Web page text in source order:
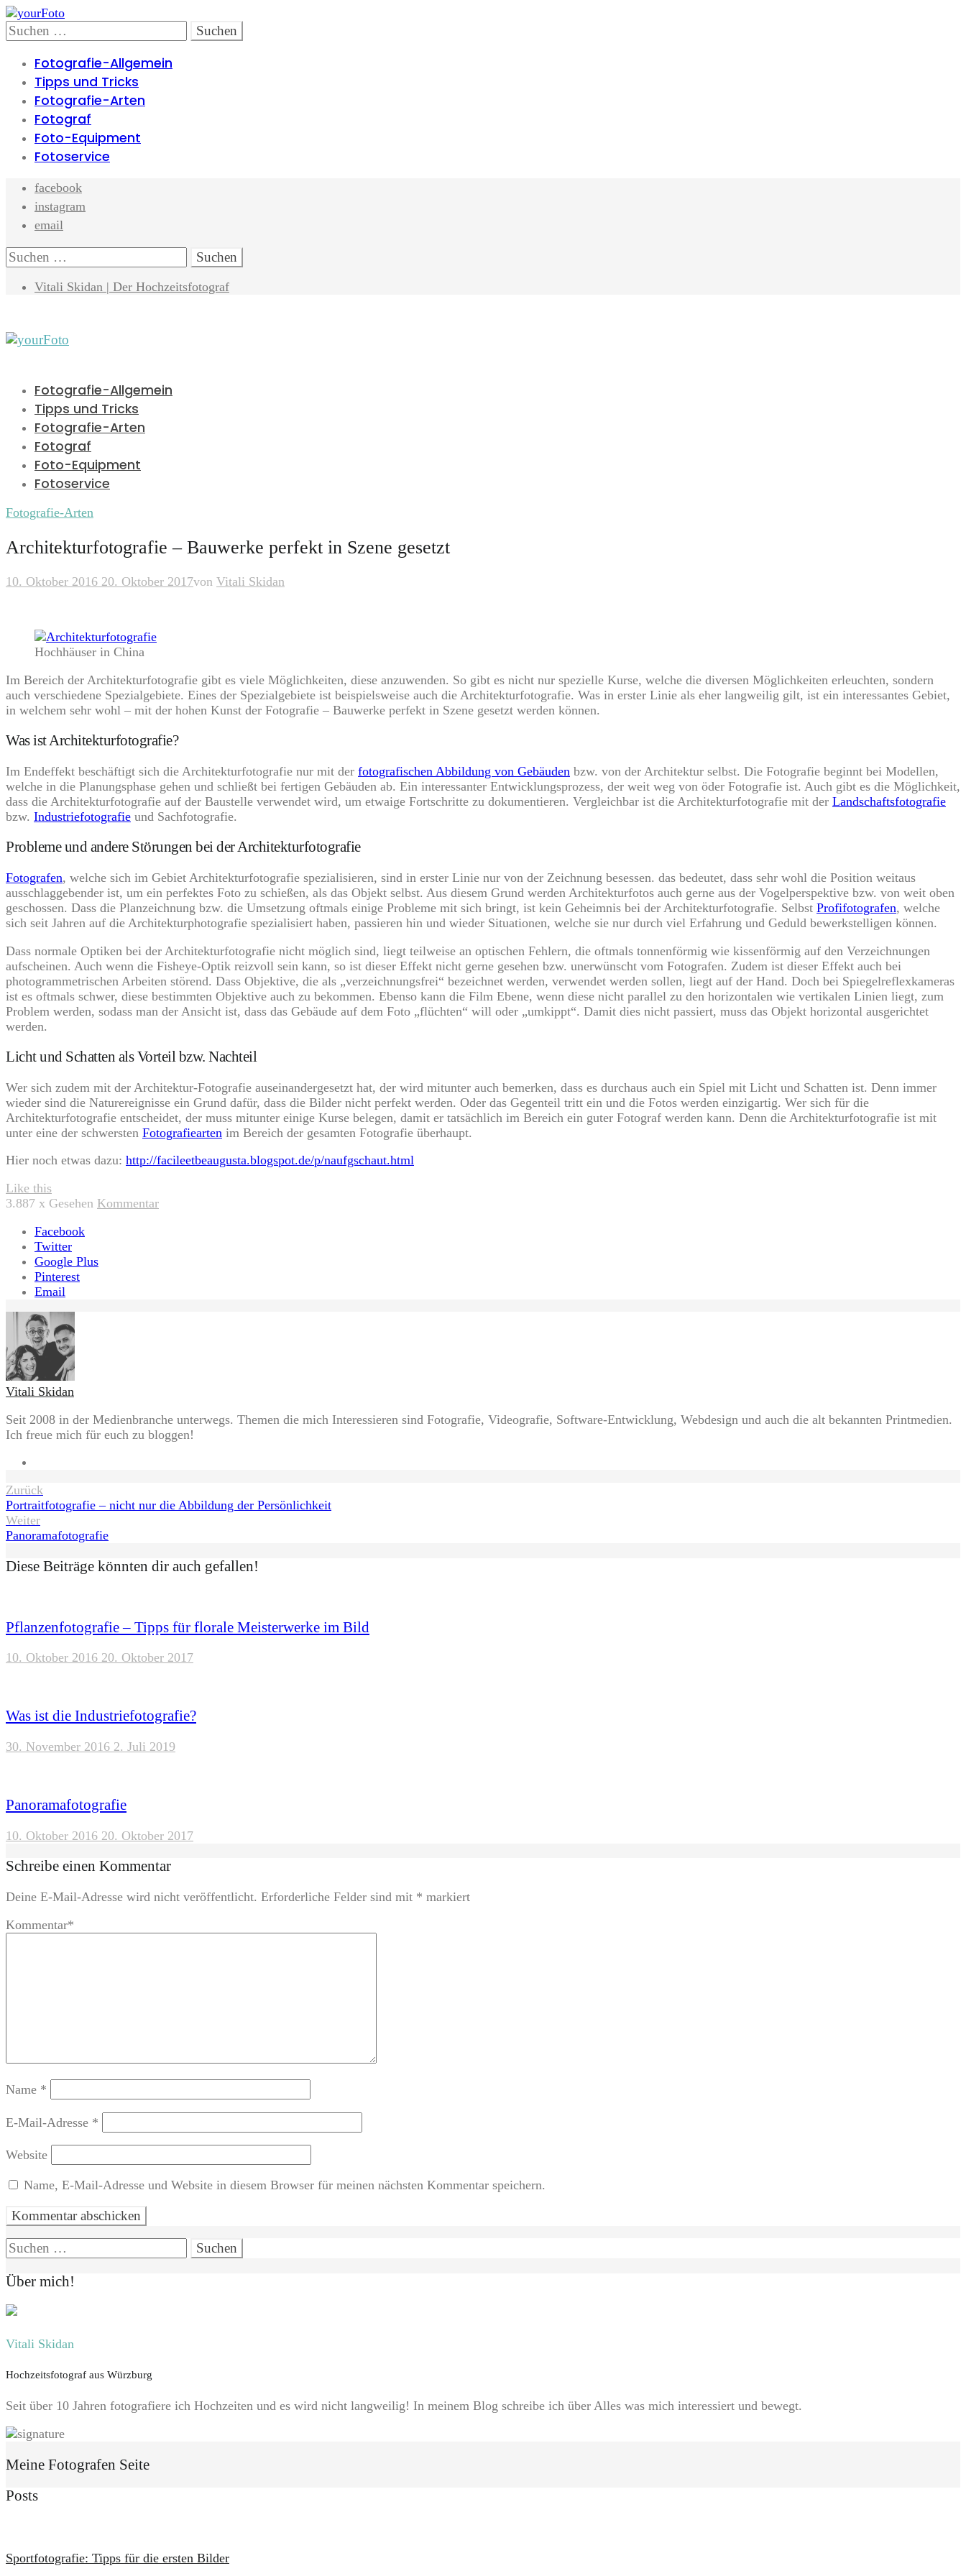
Skip
to
navigation
Skip
to
content
Search
Suchen
nach:
Fotografie-Allgemein
Tipps und Tricks
Fotografie-Arten
Fotograf
Foto-Equipment
Fotoservice
facebook
instagram
email
Search
Suchen
nach:
Vitali Skidan | Der Hochzeitsfotograf
Fotografie-Allgemein
Tipps und Tricks
Fotografie-Arten
Fotograf
Foto-Equipment
Fotoservice
Fotografie-Arten
Architekturfotografie – Bauwerke perfekt in Szene gesetzt
10. Oktober 2016 20. Oktober 2017von Vitali Skidan
Hochhäuser in China
Im Bereich der Architekturfotografie gibt es viele Möglichkeiten, diese anzuwenden. So gibt es nicht nur spezielle Kurse, welche die diversen Möglichkeiten erleuchten, sondern
auch verschiedene Spezialgebiete. Eines der Spezialgebiete ist beispielsweise auch die Architekturfotografie. Was in erster Linie als eher langweilig gilt, ist ein interessantes Gebiet,
in welchem sehr wohl – mit der hohen Kunst der Fotografie – Bauwerke perfekt in Szene gesetzt werden können.
Was ist Architekturfotografie?
Im Endeffekt beschäftigt sich die Architekturfotografie nur mit der fotografischen Abbildung von Gebäuden bzw. von der Architektur selbst. Die Fotografie beginnt bei Modellen,
welche in die Planungsphase gehen und schließt bei fertigen Gebäuden ab. Ein interessanter Entwicklungsprozess, der weit weg von öder Fotografie ist. Auch gibt es die Möglichkeit,
dass die Architekturfotografie auf der Baustelle verwendet wird, um etwaige Fortschritte zu dokumentieren. Vergleichbar ist die Architekturfotografie mit der Landschaftsfotografie
bzw. Industriefotografie und Sachfotografie.
Probleme und andere Störungen bei der Architekturfotografie
Fotografen, welche sich im Gebiet Architekturfotografie spezialisieren, sind in erster Linie nur von der Zeichnung besessen. das bedeutet, dass sehr wohl die Position weitaus
ausschlaggebender ist, um ein perfektes Foto zu schießen, als das Objekt selbst. Aus diesem Grund werden Architekturfotos auch gerne aus der Vogelperspektive bzw. von weit oben
geschossen. Dass die Planzeichnung bzw. die Umsetzung oftmals einige Probleme mit sich bringt, ist kein Geheimnis bei der Architekturfotografie. Selbst Profifotografen, welche
sich seit Jahren auf die Architekturphotografie spezialisiert haben, passieren hin und wieder Situationen, welche sie nur durch viel Erfahrung und Geduld bewerkstelligen können.
Dass normale Optiken bei der Architekturfotografie nicht möglich sind, liegt teilweise an optischen Fehlern, die oftmals tonnenförmig wie kissenförmig auf den Verzeichnungen
aufscheinen. Auch wenn die Fisheye-Optik reizvoll sein kann, so ist dieser Effekt nicht gerne gesehen bzw. unerwünscht vom Fotografen. Zudem ist dieser Effekt auch bei
photogrammetrischen Arbeiten störend. Dass Objektive, die als „verzeichnungsfrei“ bezeichnet werden, verwendet werden sollen, liegt auf der Hand. Doch bei Spiegelreflexkameras
ist es oftmals schwer, diese bestimmten Objektive auch zu bekommen. Ebenso kann die Film Ebene, wenn diese nicht parallel zu den horizontalen wie vertikalen Linien liegt, zum
Problem werden, sodass man der Ansicht ist, dass das Gebäude auf dem Foto „flüchten“ will oder „umkippt“. Damit dies nicht passiert, muss das Objekt horizontal ausgerichtet
werden.
Licht und Schatten als Vorteil bzw. Nachteil
Wer sich zudem mit der Architektur-Fotografie auseinandergesetzt hat, der wird mitunter auch bemerken, dass es durchaus auch ein Spiel mit Licht und Schatten ist. Denn immer
wieder sind die Naturereignisse ein Grund dafür, dass die Bilder nicht perfekt werden. Oder das Gegenteil tritt ein und die Fotos werden einzigartig. Wer sich für die
Architekturfotografie entscheidet, der muss mitunter einige Kurse belegen, damit er tatsächlich im Bereich ein guter Fotograf werden kann. Denn die Architekturfotografie ist mit
unter eine der schwersten Fotografiearten im Bereich der gesamten Fotografie überhaupt.
Hier noch etwas dazu: http://facileetbeaugusta.blogspot.de/p/naufgschaut.html
Like this
3.887 x Gesehen Kommentar
Facebook
Twitter
Google Plus
Pinterest
Email
Vitali Skidan
Seit 2008 in der Medienbranche unterwegs. Themen die mich Interessieren sind Fotografie, Videografie, Software-Entwicklung, Webdesign und auch die alt bekannten Printmedien.
Ich freue mich für euch zu bloggen!
Beitragsnavigation
Zurück
Portraitfotografie – nicht nur die Abbildung der Persönlichkeit
Weiter
Panoramafotografie
Diese Beiträge könnten dir auch gefallen!
Pflanzenfotografie – Tipps für florale Meisterwerke im Bild
10. Oktober 2016 20. Oktober 2017
Was ist die Industriefotografie?
30. November 2016 2. Juli 2019
Panoramafotografie
10. Oktober 2016 20. Oktober 2017
Schreibe einen Kommentar
Deine E-Mail-Adresse wird nicht veröffentlicht. Erforderliche Felder sind mit * markiert
Kommentar*
Name *
E-Mail-Adresse *
Website
Name, E-Mail-Adresse und Website in diesem Browser für meinen nächsten Kommentar speichern.
Suchen
nach:
Über mich!
Vitali Skidan
Hochzeitsfotograf aus Würzburg
Seit über 10 Jahren fotografiere ich Hochzeiten und es wird nicht langweilig! In meinem Blog schreibe ich über Alles was mich interessiert und bewegt.
Meine Fotografen Seite
Posts
Sportfotografie: Tipps für die ersten Bilder